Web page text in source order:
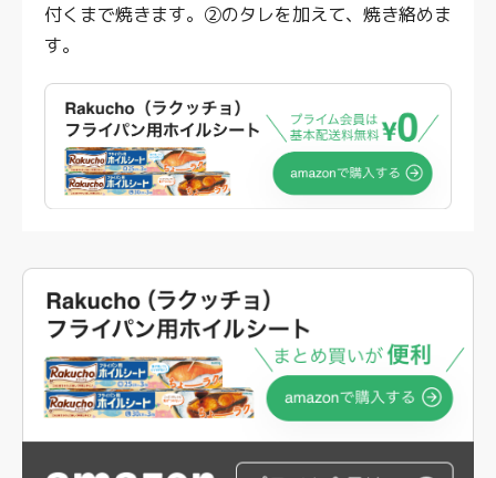
付くまで焼きます。②のタレを加えて、焼き絡めま
す。